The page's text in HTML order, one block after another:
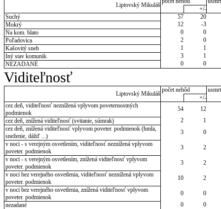
Liptovský Mikuláš
+/-
Suchý
57
20
Mokrý
12
-3
Na kom. blato
0
0
Poľadovica
2
0
Kašovitý sneh
1
1
Iný stav komunik.
3
1
NEZADANÉ
0 0
Viditeľnosť
Liptovský Mikuláš
počet nehôd
+/-
cez deň, viditeľnosť neznížená vplyvom poveternostných
podmienok
54
12
cez deň, znížená viditeľnosť (svitanie, súmrak)
2
1
cez deň, znížená viditeľnosť vplyvom poveter. podmienok (hmla,
sneženie, dážď ...)
3
0
v noci - s verejným osvetlením, viditeľnosť neznížená vplyvom
poveter. podmienok
3
2
v noci - s verejným osvetlením, znížená viditeľnosť vplyvom
poveter. podmienok
3
2
v noci bez verejného osvetlenia, viditeľnosť neznížená vplyvom
poveter. podmienok
10
2
v noci bez verejného osvetlenia, znížená viditeľnosť vplyvom
poveter. podmienok
0
0
nezadané
0 0